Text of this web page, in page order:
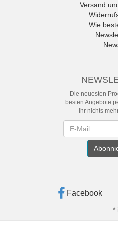
Versand
Wie
Die neuesten
besten Angebote
Ihr nichts
Facebook
*